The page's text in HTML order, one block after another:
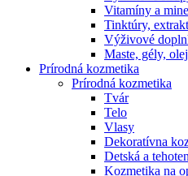
Vitamíny a
Tinktúry,
Výživové
Maste, gély,
Prírodná kozmetika
Prírodná kozmetika
Tvár
Telo
Vlasy
Dekoratívna
Detská a
Kozmetika na